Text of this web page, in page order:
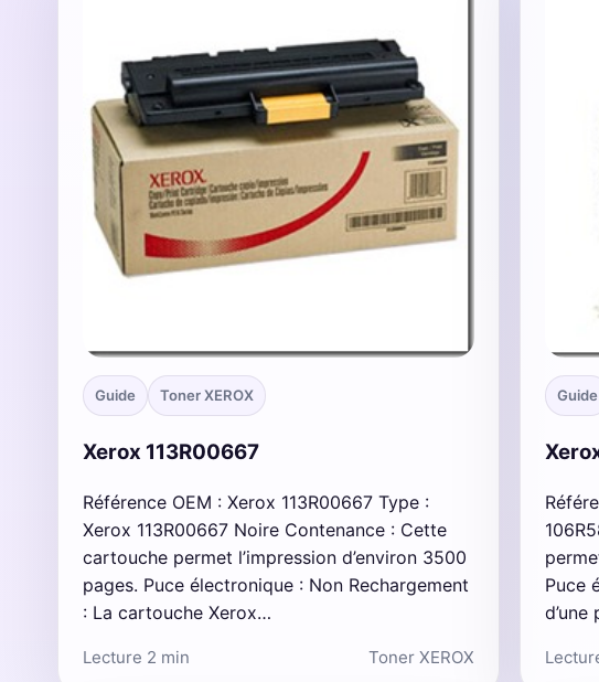
Guide Toner XEROX
Xerox 113R00667
Référence OEM : Xerox 113R00667 Type :
Xerox 113R00667 Noire Contenance : Cette
cartouche permet l’impression d’environ 3500
pages. Puce électronique : Non Rechargement
: La cartouche Xerox…
Lecture 2 min Toner XEROX
Guide
Puce